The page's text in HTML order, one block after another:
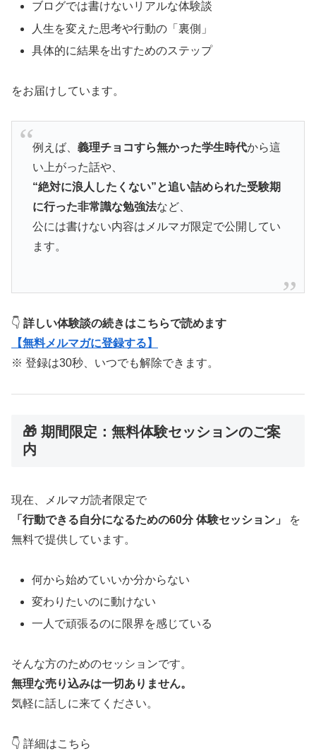
ブログでは書けないリアルな体験談
人生を変えた思考や行動の「裏側」
具体的に結果を出すためのステップ
をお届けしています。
例えば、 義理チョコすら無かった学生時代から這
い上がった話や、
“絶対に浪人したくない”と追い詰められた受験期
に行った非常識な勉強法など、
公には書けない内容はメルマガ限定で公開してい
ます。
👇 詳しい体験談の続きはこちらで読めます
【無料メルマガに登録する】
※ 登録は30秒、いつでも解除できます。
🎁 期間限定：無料体験セッションのご案
内
現在、メルマガ読者限定で
「行動できる自分になるための60分 体験セッション」
を
無料で提供しています。
何から始めていいか分からない
変わりたいのに動けない
一人で頑張るのに限界を感じている
そんな方のためのセッションです。
無理な売り込みは一切ありません。
気軽に話しに来てください。
👇 詳細はこちら